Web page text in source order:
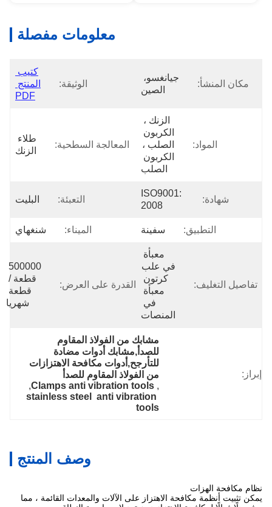
معلومات مفصلة
مكان المنشأ:
جيانغسو،
الصين
الوثيقة:
كتيب
المنتج
PDF
المواد:
الزنك ،
الكربون
الصلب ،
الكربون
الصلب
المعالجة السطحية:
طلاء
الزنك
شهادة:
ISO9001:
2008
التعبئة: البليت
التطبيق: سفينة الميناء: شنغهاي
تفاصيل التغليف:
معبأة
في علب
كرتون
معبأة
المنصات
القدرة على العرض:
500000
قطعة /
قطعة
شهريا
إبراز:
مشابك من الفولاذ المقاوم
للصدأ,مشابك أدوات مضادة
للتأرجح,أدوات مكافحة الاهتزازات
من الفولاذ المقاوم للصدأ
,
Clamps anti vibration tools
,
stainless steel  anti vibration
tools
وصف المنتج
نظام مكافحة الهزات
يمكن تثبيت أنظمة مكافحة الاهتزاز على الآلات والمعدات القائمة ، مما